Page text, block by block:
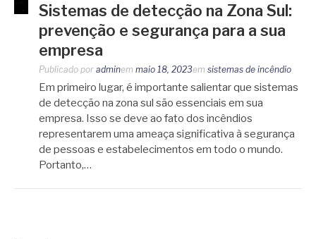
Sistemas de detecção na Zona Sul:
prevenção e segurança para a sua
empresa
Publicado por adminem maio 18, 2023em sistemas de incêndio
Em primeiro lugar, é importante salientar que sistemas
de detecção na zona sul são essenciais em sua
empresa. Isso se deve ao fato dos incêndios
representarem uma ameaça significativa à segurança
de pessoas e estabelecimentos em todo o mundo.
Portanto,…